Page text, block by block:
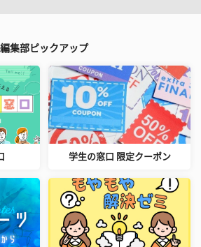
編集部ピックアップ
学生の窓口 限定クーポン